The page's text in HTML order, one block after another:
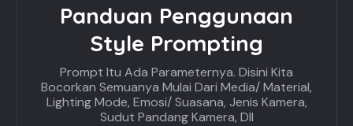
Panduan Penggunaan
Style Prompting
Prompt Itu Ada Parameternya. Disini Kita
Bocorkan Semuanya Mulai Dari Media/ Material,
Lighting Mode, Emosi/ Suasana, Jenis Kamera,
Sudut Pandang Kamera, Dll